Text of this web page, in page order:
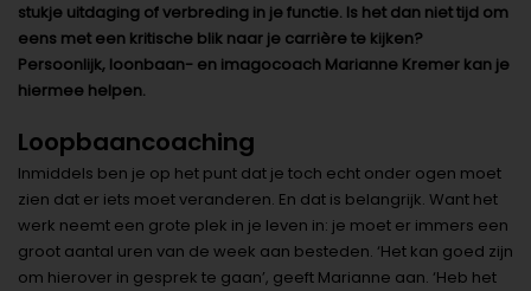
stukje uitdaging of verbreding in je functie. Is het dan niet tijd om
eens met een kritische blik naar je carrière te kijken?
Persoonlijk, loonbaan- en imagocoach Marianne Kremer kan je
hiermee helpen.
Loopbaancoaching
Inmiddels ben je op het punt dat je toch echt onder ogen moet
zien dat er iets moet veranderen. En dat is belangrijk. Want het
werk neemt een grote plek in je leven in: je moet er immers een
groot aantal uren van de week aan besteden. ‘Het kan goed zijn
om hierover in gesprek te gaan’, geeft Marianne aan. ‘Heb het